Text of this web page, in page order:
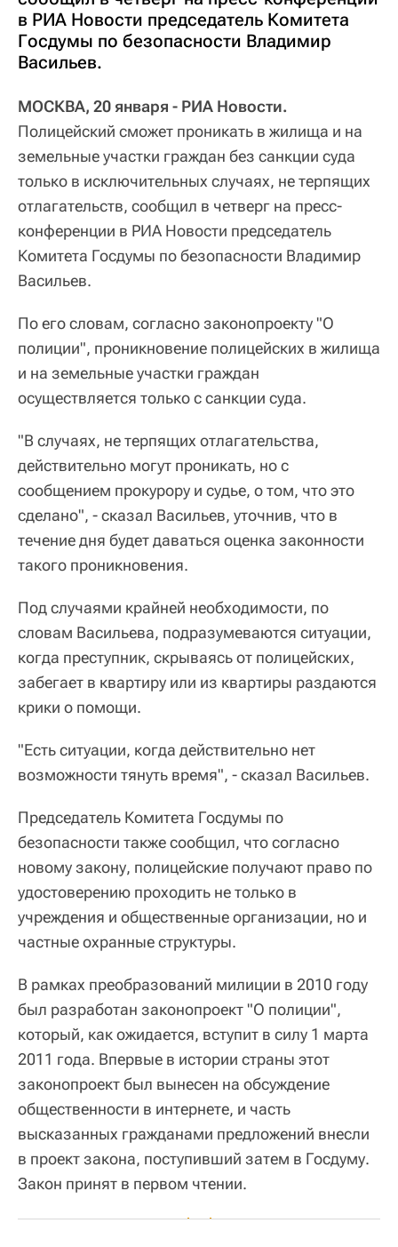
в РИА Новости председатель Комитета
Госдумы по безопасности Владимир
Васильев.
МОСКВА, 20 января - РИА Новости.
Полицейский сможет проникать в жилища и на
земельные участки граждан без санкции суда
только в исключительных случаях, не терпящих
отлагательств, сообщил в четверг на пресс-
конференции в РИА Новости председатель
Комитета Госдумы по безопасности Владимир
Васильев.
По его словам, согласно законопроекту "О
полиции", проникновение полицейских в жилища
и на земельные участки граждан
осуществляется только с санкции суда.
"В случаях, не терпящих отлагательства,
действительно могут проникать, но с
сообщением прокурору и судье, о том, что это
сделано", - сказал Васильев, уточнив, что в
течение дня будет даваться оценка законности
такого проникновения.
Под случаями крайней необходимости, по
словам Васильева, подразумеваются ситуации,
когда преступник, скрываясь от полицейских,
забегает в квартиру или из квартиры раздаются
крики о помощи.
"Есть ситуации, когда действительно нет
возможности тянуть время", - сказал Васильев.
Председатель Комитета Госдумы по
безопасности также сообщил, что согласно
новому закону, полицейские получают право по
удостоверению проходить не только в
учреждения и общественные организации, но и
частные охранные структуры.
В рамках преобразований милиции в 2010 году
был разработан законопроект "О полиции",
который, как ожидается, вступит в силу 1 марта
2011 года. Впервые в истории страны этот
законопроект был вынесен на обсуждение
общественности в интернете, и часть
высказанных гражданами предложений внесли
в проект закона, поступивший затем в Госдуму.
Закон принят в первом чтении.